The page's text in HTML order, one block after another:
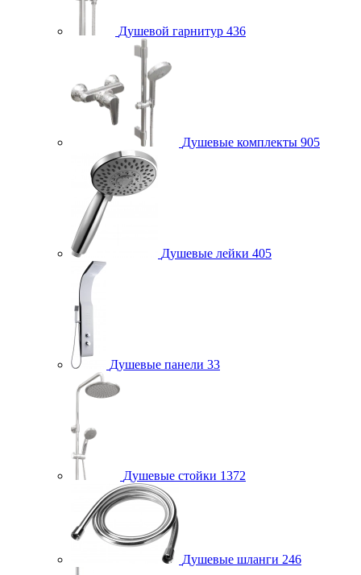
Душевой гарнитур 436
Душевые комплекты 905
Душевые лейки 405
Душевые панели 33
Душевые стойки 1372
Душевые шланги 246